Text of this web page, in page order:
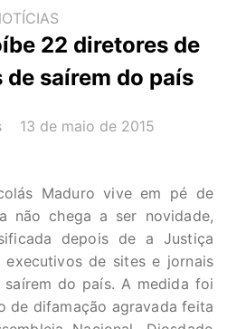
22 diretores de
saírem do país
DATA:
13 de maio de 2015
Maduro vive em pé de
não chega a ser novidade,
depois de a Justiça
de sites e jornais
do país. A medida foi
de difamação agravada feita